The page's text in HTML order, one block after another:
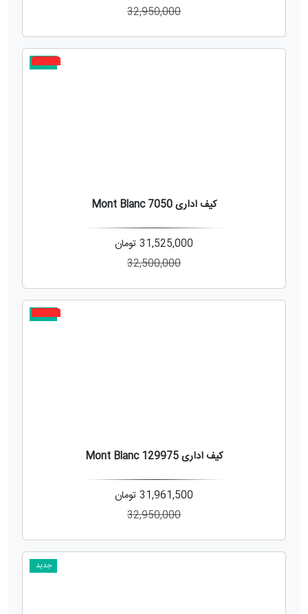
32,950,000
جدید
کیف اداری Mont Blanc 7050
31,525,000 تومان
32,500,000
جدید
کیف اداری Mont Blanc 129975
31,961,500 تومان
32,950,000
جدید